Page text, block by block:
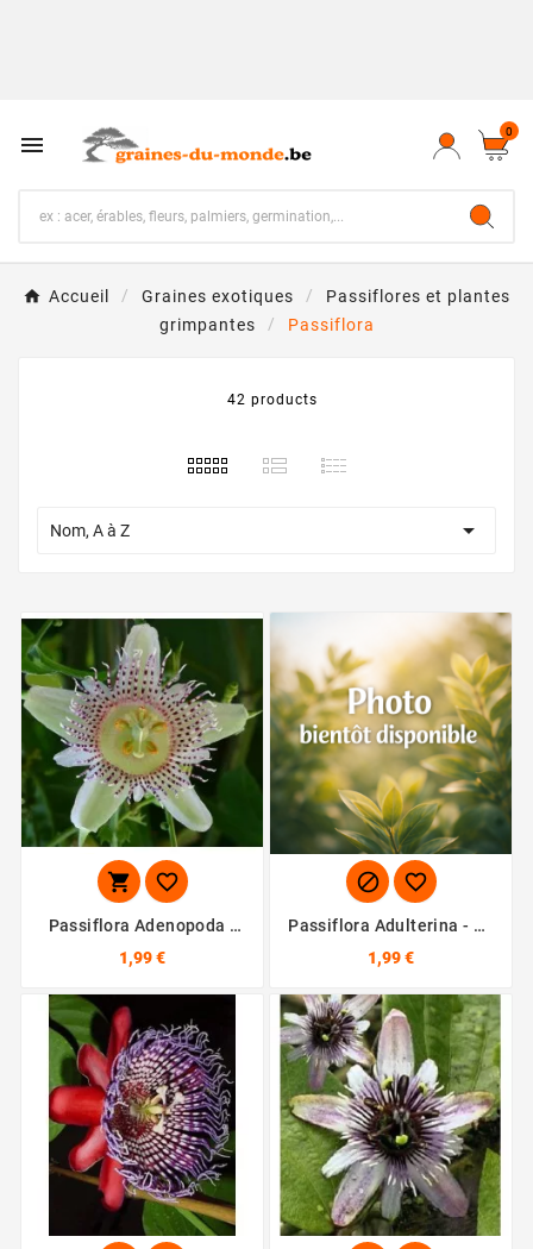
 0
Accueil Graines exotiques
Passiflores et plantes
grimpantes
Passiflora
42 products
Nom, A à Z 
 
Passiflora Adenopoda -
1,99 €
 
Passiflora Adulterina - 10
1,99 €